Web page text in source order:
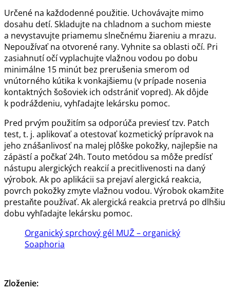
Určené na každodenné použitie. Uchovávajte mimo
dosahu detí. Skladujte na chladnom a suchom mieste
a nevystavujte priamemu slnečnému žiareniu a mrazu.
Nepoužívať na otvorené rany. Vyhnite sa oblasti očí. Pri
zasiahnutí očí vyplachujte vlažnou vodou po dobu
minimálne 15 minút bez prerušenia smerom od
vnútorného kútika k vonkajšiemu (v prípade nosenia
kontaktných šošoviek ich odstrániť vopred). Ak dôjde
k podráždeniu, vyhľadajte lekársku pomoc.
Pred prvým použitím sa odporúča previesť tzv. Patch
test, t. j. aplikovať a otestovať kozmetický prípravok na
jeho znášanlivosť na malej plôške pokožky, najlepšie na
zápästí a počkať 24h. Touto metódou sa môže predísť
nástupu alergických reakcií a precitlivenosti na daný
výrobok. Ak po aplikácii sa prejaví alergická reakcia,
povrch pokožky zmyte vlažnou vodou. Výrobok okamžite
prestaňte používať. Ak alergická reakcia pretrvá po dlhšiu
dobu vyhľadajte lekársku pomoc.
Organický sprchový gél MUŽ – organický
Soaphoria
Zloženie: